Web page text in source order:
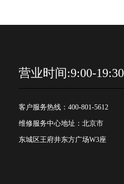
营业时间:9:00-19:30
客户服务热线：400-801-5612
维修服务中心地址：北京市
东城区王府井东方广场W3座